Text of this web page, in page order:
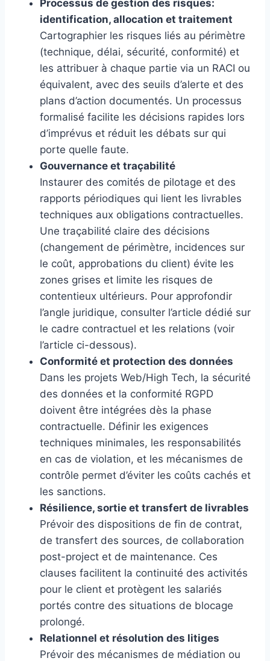
Processus de gestion des risques:
identification, allocation et traitement
Cartographier les risques liés au périmètre
(technique, délai, sécurité, conformité) et
les attribuer à chaque partie via un RACI ou
équivalent, avec des seuils d’alerte et des
plans d’action documentés. Un processus
formalisé facilite les décisions rapides lors
d’imprévus et réduit les débats sur qui
porte quelle faute.
Gouvernance et traçabilité
Instaurer des comités de pilotage et des
rapports périodiques qui lient les livrables
techniques aux obligations contractuelles.
Une traçabilité claire des décisions
(changement de périmètre, incidences sur
le coût, approbations du client) évite les
zones grises et limite les risques de
contentieux ultérieurs. Pour approfondir
l’angle juridique, consulter l’article dédié sur
le cadre contractuel et les relations (voir
l’article ci-dessous).
Conformité et protection des données
Dans les projets Web/High Tech, la sécurité
des données et la conformité RGPD
doivent être intégrées dès la phase
contractuelle. Définir les exigences
techniques minimales, les responsabilités
en cas de violation, et les mécanismes de
contrôle permet d’éviter les coûts cachés et
les sanctions.
Résilience, sortie et transfert de livrables
Prévoir des dispositions de fin de contrat,
de transfert des sources, de collaboration
post-project et de maintenance. Ces
clauses facilitent la continuité des activités
pour le client et protègent les salariés
portés contre des situations de blocage
prolongé.
Relationnel et résolution des litiges
Prévoir des mécanismes de médiation ou